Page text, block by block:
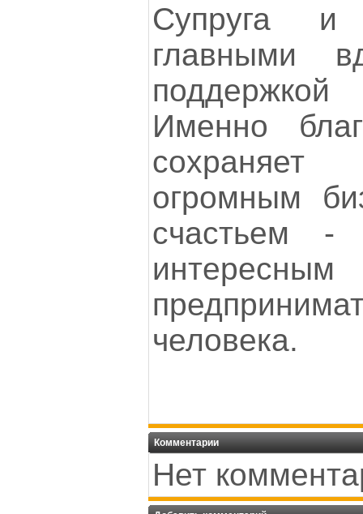
Супруга и
главными
Именно
огромным
счастьем -
человека.
Комментарии
Нет